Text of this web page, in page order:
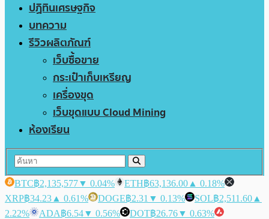
ปฏิทินเศรษฐกิจ
บทความ
รีวิวผลิตภัณฑ์
เว็บซื้อขาย
กระเป๋าเก็บเหรียญ
เครื่องขุด
เว็บขุดแบบ Cloud Mining
ห้องเรียน
BTC฿2,135,577▼ 0.04% ETH฿63,136.00 ▲ 0.18%
XRP฿34.23 ▲ 0.61% DOGE฿2.31 ▼ 0.13% SOL฿2,511.60 ▲
2.22%
ADA฿6.54▼ 0.56% DOT฿26.76▼ 0.63%